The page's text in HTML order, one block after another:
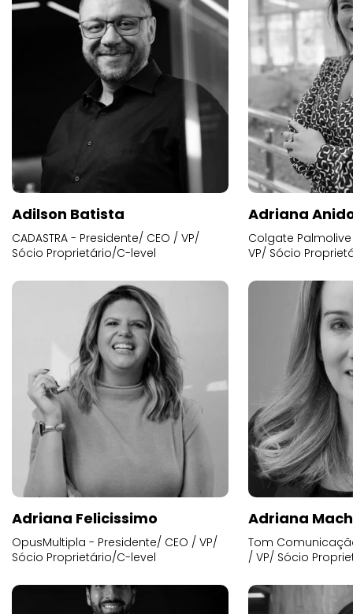
Adilson Batista
CADASTRA - Presidente/ CEO / VP/
Sócio Proprietário/C-level
Adriana
Colgate
VP/ Sócio
Adriana Felicissimo
OpusMultipla - Presidente/ CEO / VP/
Sócio Proprietário/C-level
Adriana
Tom
/ VP/ Sócio